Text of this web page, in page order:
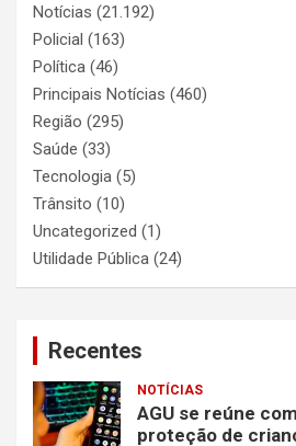
Notícias (21.192)
Policial (163)
Política (46)
Principais Notícias (460)
Região (295)
Saúde (33)
Tecnologia (5)
Trânsito (10)
Uncategorized (1)
Utilidade Pública (24)
Recentes
NOTÍCIAS
AGU se reúne
proteção de